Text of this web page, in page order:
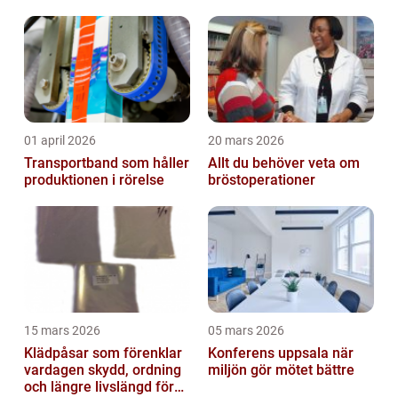
01 april 2026
Transportband som håller
produktionen i rörelse
20 mars 2026
Allt du behöver veta om
bröstoperationer
15 mars 2026
Klädpåsar som förenklar
vardagen skydd, ordning
och längre livslängd för
05 mars 2026
Konferens uppsala när
miljön gör mötet bättre